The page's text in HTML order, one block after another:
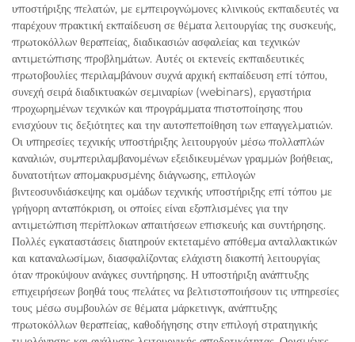
υποστήριξης πελατών, με εμπειρογνώμονες κλινικούς εκπαιδευτές να
παρέχουν πρακτική εκπαίδευση σε θέματα λειτουργίας της συσκευής,
πρωτοκόλλων θεραπείας, διαδικασιών ασφαλείας και τεχνικών
αντιμετώπισης προβλημάτων. Αυτές οι εκτενείς εκπαιδευτικές
πρωτοβουλίες περιλαμβάνουν συχνά αρχική εκπαίδευση επί τόπου,
συνεχή σειρά διαδικτυακών σεμιναρίων (webinars), εργαστήρια
προχωρημένων τεχνικών και προγράμματα πιστοποίησης που
ενισχύουν τις δεξιότητες και την αυτοπεποίθηση των επαγγελματιών.
Οι υπηρεσίες τεχνικής υποστήριξης λειτουργούν μέσω πολλαπλών
καναλιών, συμπεριλαμβανομένων εξειδικευμένων γραμμών βοήθειας,
δυνατοτήτων απομακρυσμένης διάγνωσης, επιλογών
βιντεοσυνδιάσκεψης και ομάδων τεχνικής υποστήριξης επί τόπου με
γρήγορη ανταπόκριση, οι οποίες είναι εξοπλισμένες για την
αντιμετώπιση περίπλοκων απαιτήσεων επισκευής και συντήρησης.
Πολλές εγκαταστάσεις διατηρούν εκτεταμένο απόθεμα ανταλλακτικών
και καταναλωσίμων, διασφαλίζοντας ελάχιστη διακοπή λειτουργίας
όταν προκύψουν ανάγκες συντήρησης. Η υποστήριξη ανάπτυξης
επιχειρήσεων βοηθά τους πελάτες να βελτιστοποιήσουν τις υπηρεσίες
τους μέσω συμβουλών σε θέματα μάρκετινγκ, ανάπτυξης
πρωτοκόλλων θεραπείας, καθοδήγησης στην επιλογή στρατηγικής